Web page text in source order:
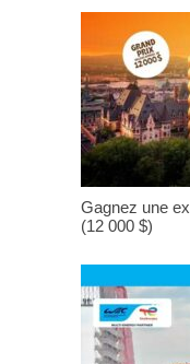
Gagnez une
(12 000 $)